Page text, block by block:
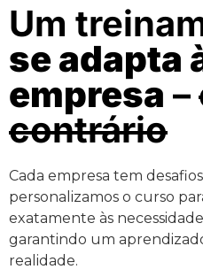
Um
se adapta
empresa –
contrário
Cada empresa tem
personalizamos o curso
exatamente às
garantindo um
realidade.